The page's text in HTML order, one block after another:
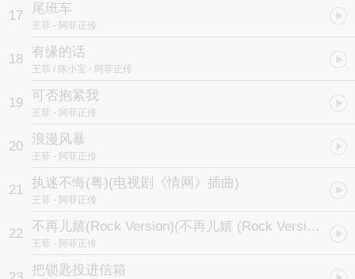
17 尾班车
王菲 - 阿菲正传
18 有缘的话
王菲 / 陈小宝 - 阿菲正传
19 可否抱紧我
王菲 - 阿菲正传
20 浪漫风暴
王菲 - 阿菲正传
21 执迷不悔(粤)(电视剧《情网》插曲)
王菲 - 阿菲正传
22 不再儿嬉(Rock Version)(不再儿嬉 (Rock Version))
王菲 - 阿菲正传
把锁匙投进信箱